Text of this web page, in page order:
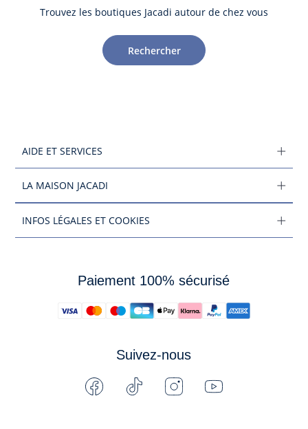
Trouvez les boutiques Jacadi autour de chez vous
Rechercher
AIDE ET SERVICES
LA MAISON JACADI
INFOS LÉGALES ET COOKIES
Paiement 100% sécurisé
Suivez-nous
Facebook Tiktok InstagramYoutube